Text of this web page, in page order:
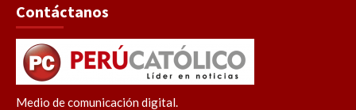
Contáctanos
Medio de comunicación digital.